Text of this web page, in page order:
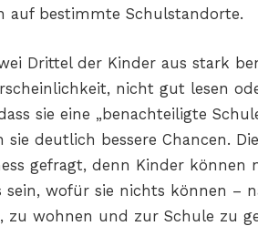
auf bestimmte Schulstandorte.
Drittel der Kinder aus stark
nicht gut lesen
sie eine „benachteiligte
deutlich bessere Chancen.
gefragt, denn Kinder können
sein, wofür sie nichts können –
zu wohnen und zur Schule zu